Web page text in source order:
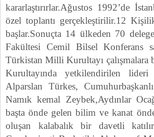
kararlaştırırlar.Ağustos 1992’de
özel toplantı gerçekleştirilir.12
başlar.Sonuçta 14 ülkeden 70
Fakültesi Cemil Bilsel Konferans
Türkistan Milli Kurultayı
Kurultayında yetkilendirilen
Alparslan Türkes,
Namık kemal Zeybek,Aydınlar
başta önde gelen bilim ve kanat
oluşan kalabalık bir davetli